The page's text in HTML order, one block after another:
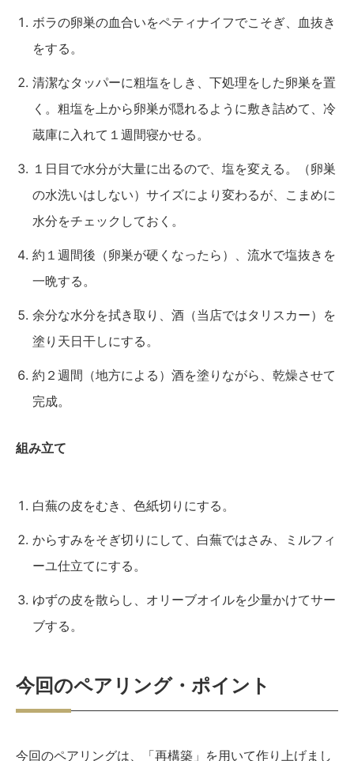
ボラの卵巣の血合いをペティナイフでこそぎ、血抜き
をする。
清潔なタッパーに粗塩をしき、下処理をした卵巣を置
く。粗塩を上から卵巣が隠れるように敷き詰めて、冷
蔵庫に入れて１週間寝かせる。
１日目で水分が大量に出るので、塩を変える。（卵巣
の水洗いはしない）サイズにより変わるが、こまめに
水分をチェックしておく。
約１週間後（卵巣が硬くなったら）、流水で塩抜きを
一晩する。
余分な水分を拭き取り、酒（当店ではタリスカー）を
塗り天日干しにする。
約２週間（地方による）酒を塗りながら、乾燥させて
完成。
組み立て
白蕪の皮をむき、色紙切りにする。
からすみをそぎ切りにして、白蕪ではさみ、ミルフィ
ーユ仕立てにする。
ゆずの皮を散らし、オリーブオイルを少量かけてサー
ブする。
今回のペアリング・ポイント
今回のペアリングは、「再構築」を用いて作り上げまし